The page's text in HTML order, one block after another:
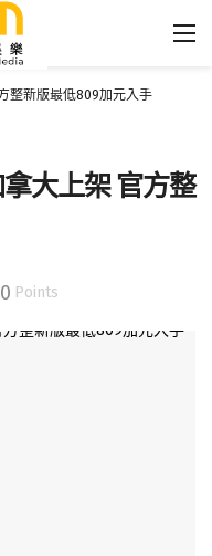
整新版最低809加元入手
大上架 官方整
0 Points